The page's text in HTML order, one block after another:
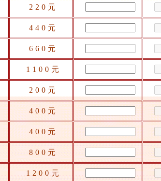
220元
440元
660元
1100元
200元
400元
400元
800元
1200元